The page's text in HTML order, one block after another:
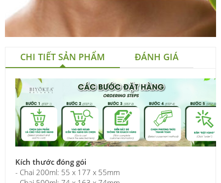
CHI TIẾT SẢN PHẨM ĐÁNH GIÁ
Kích thước đóng gói
- Chai 200ml: 55 x 177 x 55mm